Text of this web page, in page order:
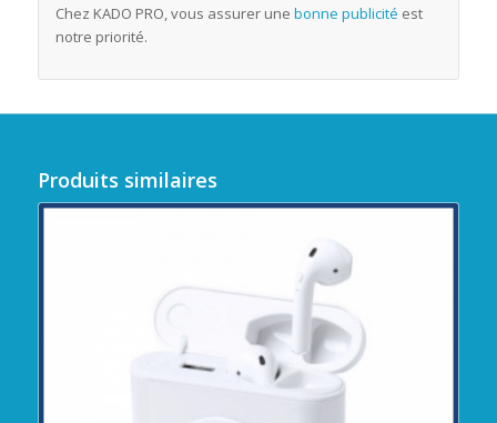
Chez KADO PRO, vous assurer une bonne publicité est
notre priorité.
Produits similaires